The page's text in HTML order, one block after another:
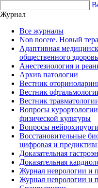
Журнал
Все журналы
Non nocere. Новый
Адаптивная
общественного
Анестезиология и
Архив патологии
Вестник
Вестник
Вестник
Вопросы
физической культуры
Вопросы
Восстановительные
цифровая и
Доказательная
Доказательная
Журнал неврологии и
Журнал неврологии и